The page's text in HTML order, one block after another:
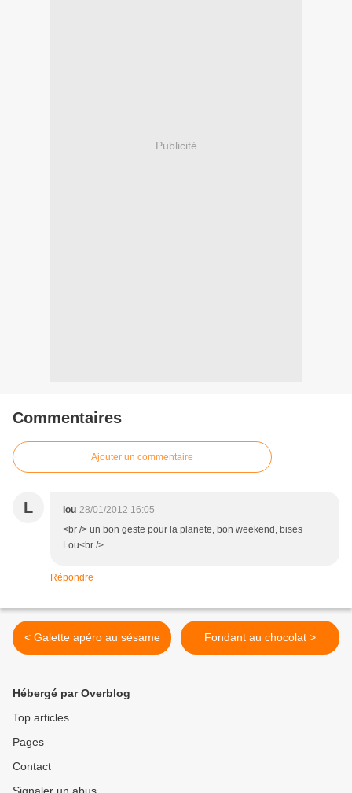
Publicité
Commentaires
Ajouter un commentaire
L lou 28/01/2012 16:05
<br /> un bon geste pour la planete, bon weekend, bises
Lou<br />
Répondre
< Galette apéro au sésame Fondant au chocolat >
Hébergé par Overblog
Top articles
Pages
Contact